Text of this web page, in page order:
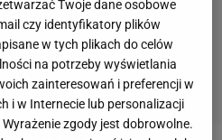
Twoje dane osobowe
czy identyfikatory plików
w tych plikach do celów
na potrzeby wyświetlania
zainteresowań i preferencji w
i w Internecie lub personalizacji
zgody jest dobrowolne.